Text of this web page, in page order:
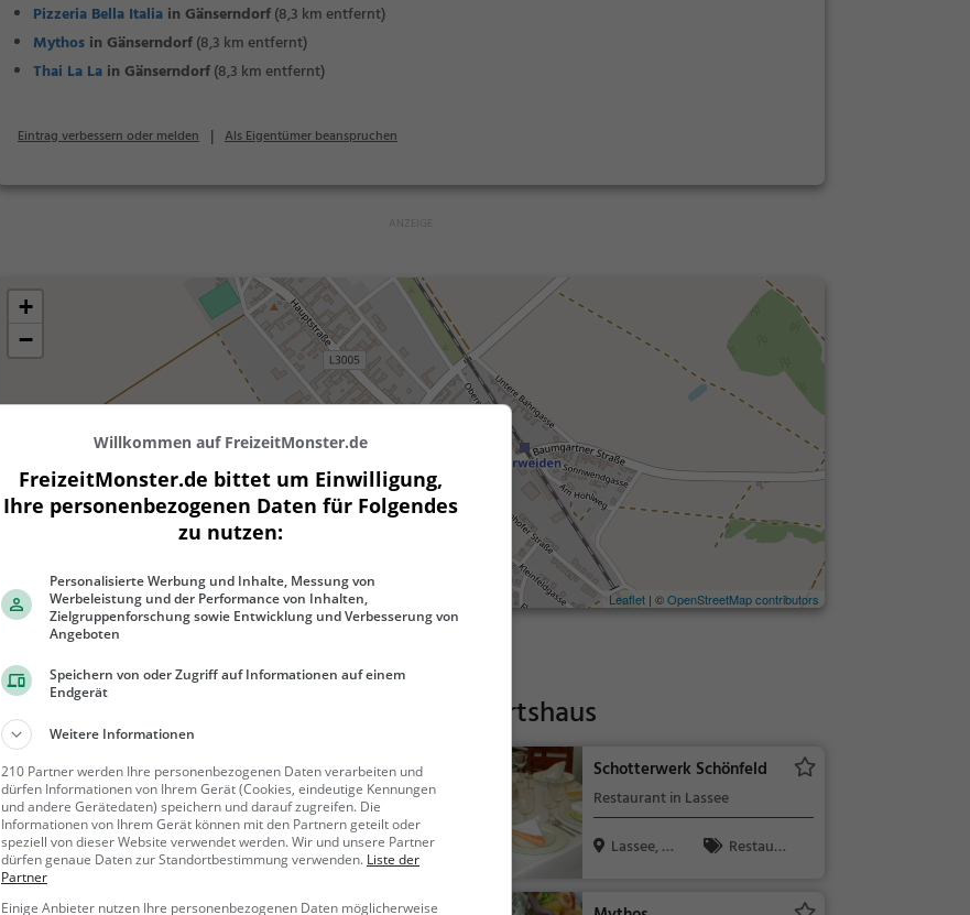
Pizzeria Bella Italia in Gänserndorf(8,3 km entfernt)
Mythos in Gänserndorf(8,3 km entfernt)
Thai La La in Gänserndorf(8,3 km entfernt)
Eintrag verbessern oder melden | Als Eigentümer beanspruchen
+
−
1000 ft
Leaflet | ©OpenStreetMap contributors
Gaststätten in der Nähe von Weydner Wirtshaus
Gasthaus Nina
Restaurant in Weikendorf
Weikendo
rf, Österrei...
Restaura
nt, Abendess
en, Mittagess
Schotterwerk Schönfeld
Restaurant in Lassee
Lassee, Ös
Restaura
Willkommen auf FreizeitMonster.de
FreizeitMonster.de bittet um Einwilligung,
Ihre personenbezogenen Daten für Folgendes
zu nutzen:
Personalisierte Werbung und Inhalte, Messung von
Werbeleistung und der Performance von Inhalten,
Zielgruppenforschung sowie Entwicklung und Verbesserung von
Angeboten
Speichern von oder Zugriff auf Informationen auf einem
Endgerät
Weitere Informationen
210 Partner werden Ihre personenbezogenen Daten verarbeiten und
dürfen Informationen von Ihrem Gerät (Cookies, eindeutige Kennungen
und andere Gerätedaten) speichern und darauf zugreifen. Die
Informationen von Ihrem Gerät können mit den Partnern geteilt oder
speziell von dieser Website verwendet werden. Wir und unsere Partner
dürfen genaue Daten zur Standortbestimmung verwenden. Liste der
Partner
Einige Anbieter nutzen Ihre personenbezogenen Daten möglicherweise